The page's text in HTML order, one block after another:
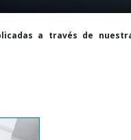
a través de